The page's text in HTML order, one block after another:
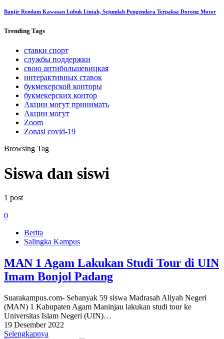
Banjir Rendam Kawasan Lubuk Lintah, Sejumlah Pengendara Terpaksa Dorong Motor
Trending Tags
ставки спорт
службы поддержки
свою антибольшевицкая
интерактивных ставок
букмекерской конторы
букмекерских контор
Акции могут принимать
Акции могут
Zoom
Zonasi covid-19
Browsing Tag
Siswa dan siswi
1 post
0
Berita
Salingka Kampus
MAN 1 Agam Lakukan Studi Tour di UIN
Imam Bonjol Padang
Suarakampus.com- Sebanyak 59 siswa Madrasah Aliyah Negeri
(MAN) 1 Kabupaten Agam Maninjau lakukan studi tour ke
Universitas Islam Negeri (UIN)…
19 Desember 2022
Selengkapnya